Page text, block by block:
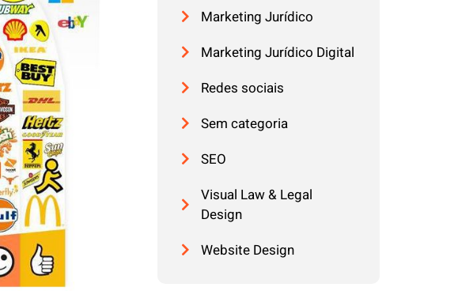
Marketing Jurídico
Marketing Jurídico Digital
Redes sociais
Sem categoria
SEO
Visual Law & Legal
Design
Website Design